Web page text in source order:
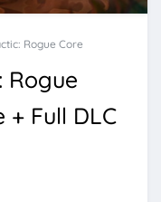
Rogue Core
Rogue
+ Full DLC